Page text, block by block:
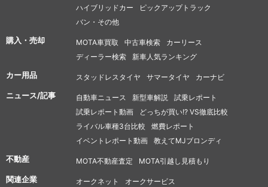
ハイブリッドカー
ピックアップトラック
バン・その他
購入・売却 MOTA車買取 中古車検索
カーリース
ディーラー検索
新車人気ランキング
カー用品 スタッドレスタイヤ サマータイヤ カーナビ
ニュース/記事 自動車ニュース 新型車解説
試乗レポート
試乗レポート動画
どっちが買い!? VS徹底比較
ライバル車種3台比較
燃費レポート
イベントレポート動画
教えてMJブロンディ
不動産 MOTA不動産査定 MOTA引越し見積もり
関連企業 オークネット
オークサービス